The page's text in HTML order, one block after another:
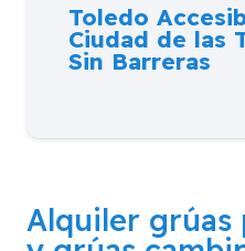
Toledo
Ciudad de las
Sin Barreras
Alquiler grúas